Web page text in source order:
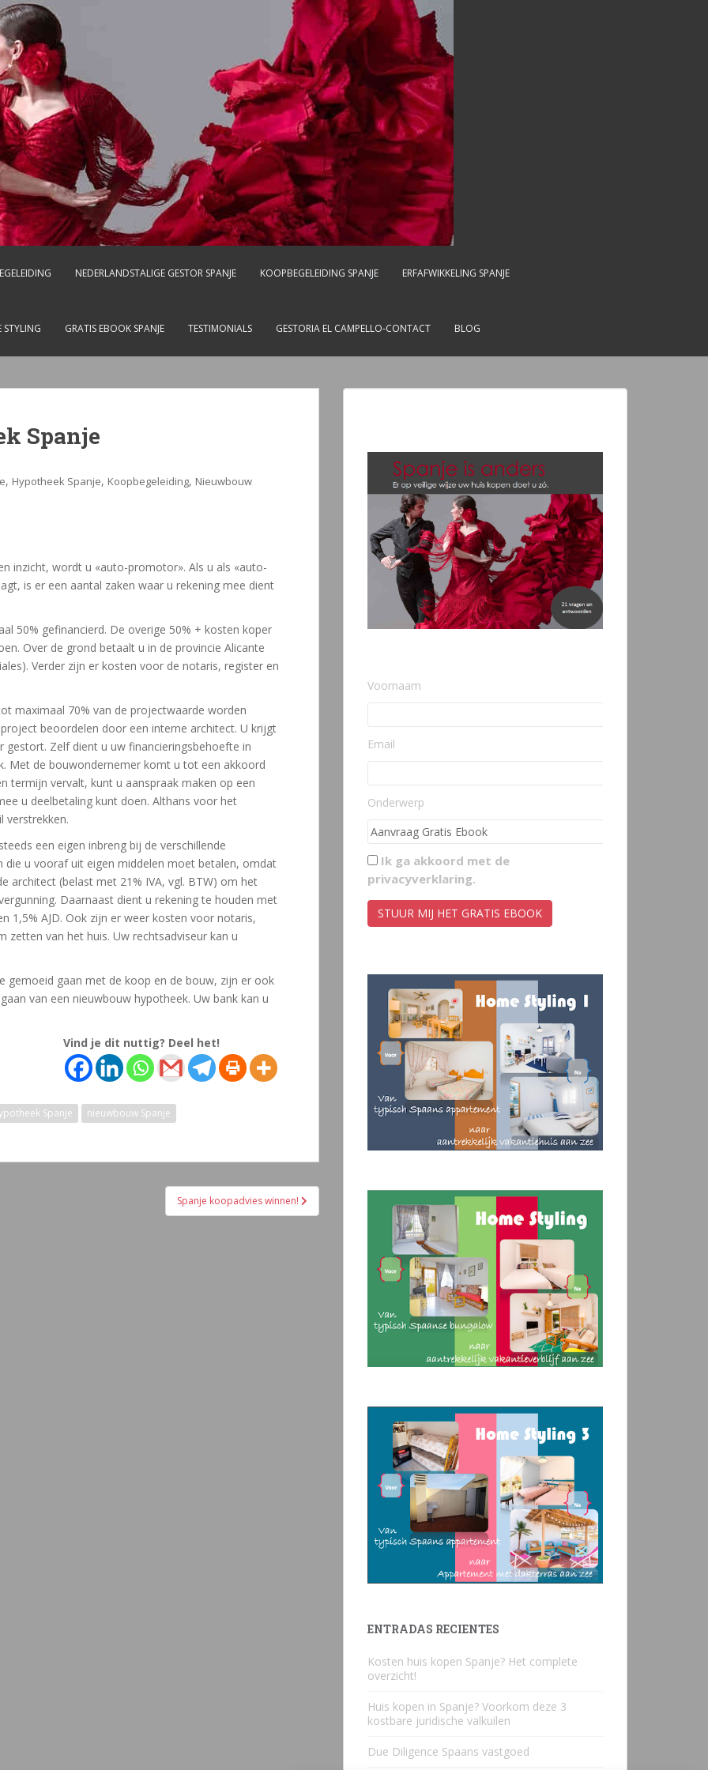
NEDERLANDSTALIGE GESTOR SPANJE KOOPBEGELEIDING SPANJE ERFAFWIKKELING SPANJE
STYLING GRATIS EBOOK SPANJE TESTIMONIALS GESTORIA EL CAMPELLO-CONTACT BLOG
Spanje
, Hypotheek Spanje, Koopbegeleiding, Nieuwbouw
inzicht, wordt u «auto-promotor». Als u als «auto-
is er een aantal zaken waar u rekening mee dient
50% gefinancierd. De overige 50% + kosten koper
Over de grond betaalt u in de provincie Alicante
Verder zijn er kosten voor de notaris, register en
maximaal 70% van de projectwaarde worden
beoordelen door een interne architect. U krijgt
gestort. Zelf dient u uw financieringsbehoefte in
Met de bouwondernemer komt u tot een akkoord
termijn vervalt, kunt u aanspraak maken op een
u deelbetaling kunt doen. Althans voor het
verstrekken.
een eigen inbreng bij de verschillende
u vooraf uit eigen middelen moet betalen, omdat
architect (belast met 21% IVA, vgl. BTW) om het
Daarnaast dient u rekening te houden met
1,5% AJD. Ook zijn er weer kosten voor notaris,
van het huis. Uw rechtsadviseur kan u
gemoeid gaan met de koop en de bouw, zijn er ook
van een nieuwbouw hypotheek. Uw bank kan u
Vind je dit nuttig? Deel het!
Spanje nieuwbouw Spanje
Spanje koopadvies winnen!
Voornaam
Email
Onderwerp
Ik ga akkoord met de
privacyverklaring.
ENTRADAS RECIENTES
Kosten huis kopen Spanje? Het complete
overzicht!
Huis kopen in Spanje? Voorkom deze 3
kostbare juridische valkuilen
Due Diligence Spaans vastgoed